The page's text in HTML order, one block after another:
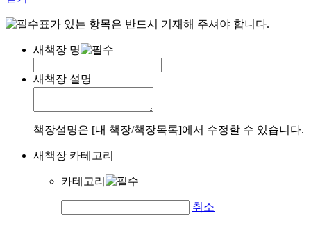
표가 있는 항목은 반드시 기재해 주셔야 합니다.
새책장 명
새책장 설명
책장설명은 [내 책장/책장목록]에서 수정할 수 있습니다.
새책장 카테고리
카테고리
취소